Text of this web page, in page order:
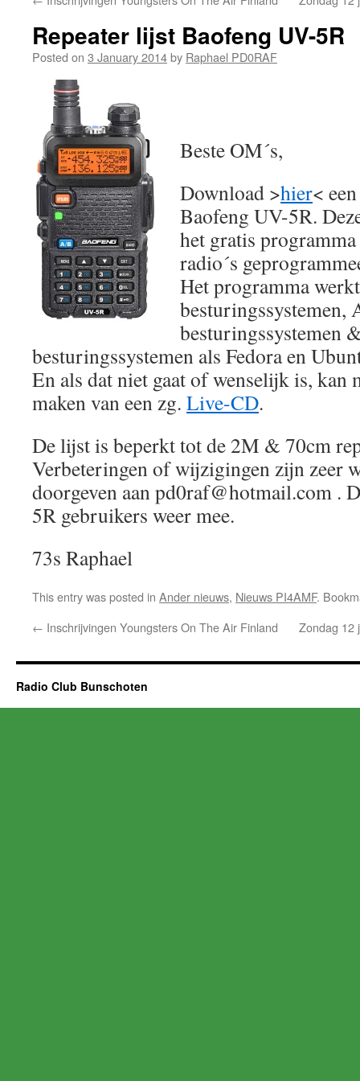
Repeater lijst Baofeng UV-5R
Posted on 3 January 2014by Raphael PD0RAF
Beste OM´s,
Download >hier<
Baofeng UV-5R.
het gratis
radio´s
Het programma
besturingssystemen,
besturingssystemen
besturingssystemen als Fedora en
En als dat niet gaat of wenselijk is, kan
maken van een zg. Live-CD.
De lijst is beperkt tot de 2M & 70cm
Verbeteringen of wijzigingen zijn zeer
doorgeven aan pd0raf@hotmail.com .
5R gebruikers weer mee.
73s Raphael
This entry was posted in Ander nieuws, Nieuws PI4AMF.
← Inschrijvingen Youngsters On The Air Finland Zondag 12
Radio Club Bunschoten